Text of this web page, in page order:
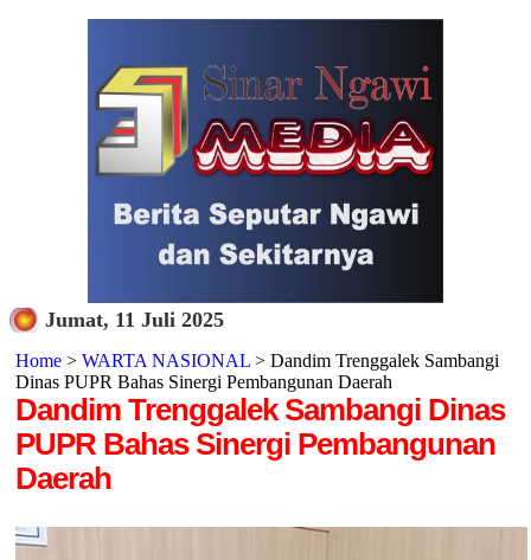
Jumat, 11 Juli 2025
Home> WARTA NASIONAL> Dandim Trenggalek Sambangi
Dinas PUPR Bahas Sinergi Pembangunan Daerah
Dandim Trenggalek Sambangi Dinas
PUPR Bahas Sinergi Pembangunan
Daerah